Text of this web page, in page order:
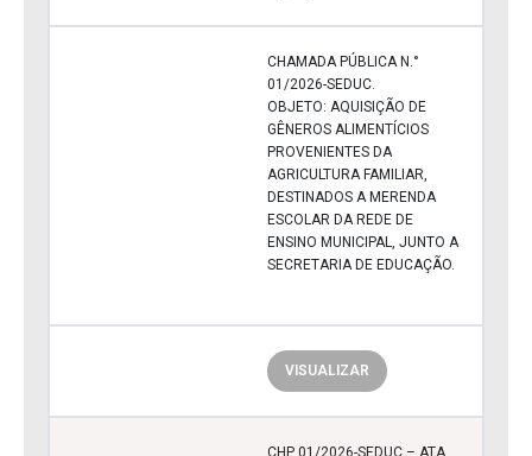
CHAMADA PÚBLICA N.°
01/2026-SEDUC.
OBJETO: AQUISIÇÃO DE
GÊNEROS ALIMENTÍCIOS
PROVENIENTES DA
AGRICULTURA FAMILIAR,
DESTINADOS A MERENDA
ESCOLAR DA REDE DE
ENSINO MUNICIPAL, JUNTO A
SECRETARIA DE EDUCAÇÃO.
VISUALIZAR
CHP 01/2026-SEDUC – ATA